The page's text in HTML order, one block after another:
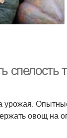
спелость
урожая.
овощ на